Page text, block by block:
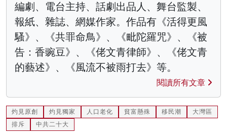
編劇、電台主持、話劇出品人、舞台監製、
報紙、雜誌、網媒作家。作品有《活得更風
騷》、《共罪命鳥》、《毗陀羅咒》、《被
告：香豌豆》、《佬文青律師》、《佬文青
的藝述》、《風流不被雨打去》等。
閱讀所有文章
灼見原創 灼見獨家 人口老化 貧富懸殊 移民潮
大灣區
排斥
中共二十大